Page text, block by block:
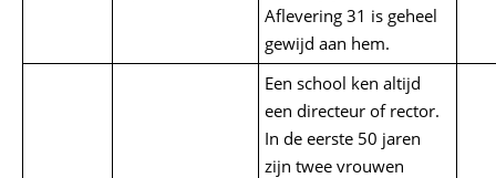
Aflevering 31 is geheel
gewijd aan hem.
Een school ken altijd
een directeur of rector.
In de eerste 50 jaren
zijn twee vrouwen